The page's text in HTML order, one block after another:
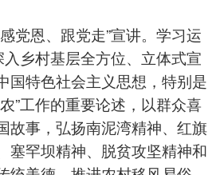
恩、跟党走”宣讲。学习运
入乡村基层全方位、立体式宣
国特色社会主义思想，特别是
”工作的重要论述，以群众喜
故事，弘扬南泥湾精神、红旗
塞罕坝精神、脱贫攻坚精神和